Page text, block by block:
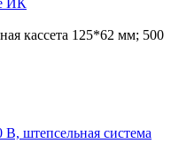
кассета 125*62 мм; 500